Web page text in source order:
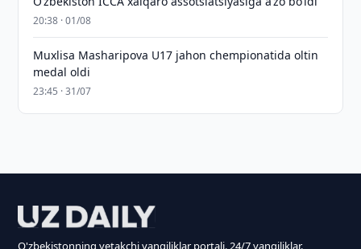
20:38 · 01/08
Muxlisa Masharipova U17 jahon chempionatida oltin
medal oldi
23:45 · 31/07
O'zbekistonning yetakchi yangiliklar portali. 24/7 yangiliklar.